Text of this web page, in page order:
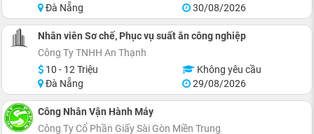
Đà Nẵng
30/08/2026
Nhân viên Sơ chế, Phục vụ suất ăn công nghiệp
Công Ty TNHH An Thạnh
10 - 12 Triệu
Không yêu cầu
Đà Nẵng
29/08/2026
Công Nhân Vận Hành Máy
Công Ty Cổ Phần Giấy Sài Gòn Miền Trung